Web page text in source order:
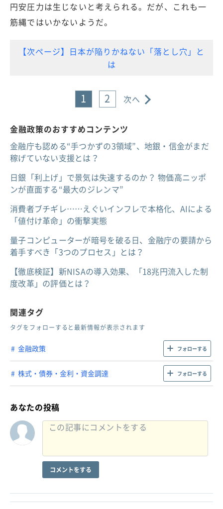
円安圧力は生じないと考えられる。だが、これも一
筋縄ではいかないようだ。
【次ページ】日本が陥りかねない「落とし穴」と
は
1 2 次へ
金融政策のおすすめコンテンツ
金融庁も認める“手つかずの3領域”、地銀・信金がまだ
稼げていない支援とは？
日銀「利上げ」で景気は失速するのか？ 物価高ニッポ
ンが直面する“最大のジレンマ”
消費者ブチギレ……えぐいインフレで本格化、AIによる
「値付け革命」の衝撃実態
量子コンピューターが暗号を破る日、金融庁の要請から
着手すべき「3つのプロセス」とは？
【徹底検証】新NISAの導入効果、「18兆円流入した制
度改革」の評価とは？
関連タグ
タグをフォローすると最新情報が表示されます
金融政策 フォローする
株式・債券・金利・資金調達 フォローする
あなたの投稿
コメントをする